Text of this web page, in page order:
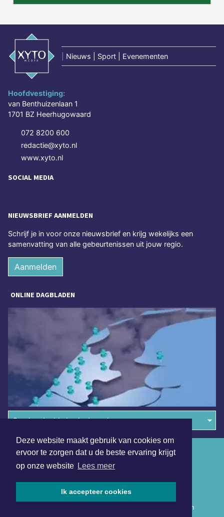
Deze website maakt gebruik van cookies om
ervoor te zorgen dat u de beste ervaring krijgt
op onze website Lees meer
Ik accepteer cookies
Nieuws | Sport | Evenementen
Hoofdvestiging:
van Benthuizenlaan 1
1701 BZ Heerhugowaard
072 8200 600
redactie@xyto.nl
www.xyto.nl
SOCIAL MEDIA
NIEUWSBRIEF AANMELDEN
Schrijf je in voor onze nieuwsbrief en krijg wekelijks een
samenvatting van alle gebeurtenissen uit jouw regio.
Aanmelden
ONLINE DAGBLADEN
Overige dagbladen in de regio
Copyright (c) 2026 | Rotterdammerdagblad.nl - Alle rechten
Algemene voorwaarden
Disclaimer